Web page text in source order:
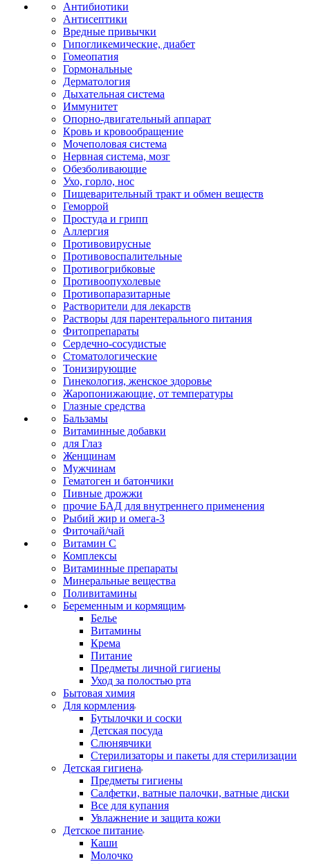
Антибиотики
Антисептики
Вредные привычки
Гипогликемические, диабет
Гомеопатия
Гормональные
Дерматология
Дыхательная система
Иммунитет
Опорно-двигательный аппарат
Кровь и кровообращение
Мочеполовая система
Нервная система, мозг
Обезболивающие
Ухо, горло, нос
Пищеварительный тракт и обмен веществ
Геморрой
Простуда и грипп
Аллергия
Противовирусные
Противовоспалительные
Противогрибковые
Противоопухолевые
Противопаразитарные
Растворители для лекарств
Растворы для парентерального питания
Фитопрепараты
Сердечно-сосудистые
Стоматологические
Тонизирующие
Гинекология, женское здоровье
Жаропонижающие, от температуры
Глазные средства
Бальзамы
Витаминные добавки
для Глаз
Женщинам
Мужчинам
Гематоген и батончики
Пивные дрожжи
прочие БАД для внутреннего применения
Рыбий жир и омега-3
Фиточай/чай
Витамин С
Комплексы
Витаминные препараты
Минеральные вещества
Поливитамины
Беременным и кормящим
Белье
Витамины
Крема
Питание
Предметы личной гигиены
Уход за полостью рта
Бытовая химия
Для кормления
Бутылочки и соски
Детская посуда
Слюнявчики
Стерилизаторы и пакеты для стерилизации
Детская гигиена
Предметы гигиены
Салфетки, ватные палочки, ватные диски
Все для купания
Увлажнение и защита кожи
Детское питание
Каши
Молочко